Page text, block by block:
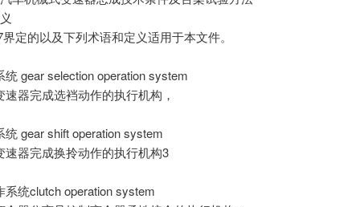
定的以及下列术语和定义适用于本文件。
统 gear selection operation system
速器完成选裆动作的执行机构，
统 gear shift operation system
速器完成换拎动作的执行机构3
系统clutch operation system